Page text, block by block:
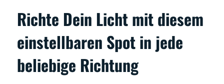
Richte Dein Licht mit diesem
einstellbaren Spot in jede
beliebige Richtung